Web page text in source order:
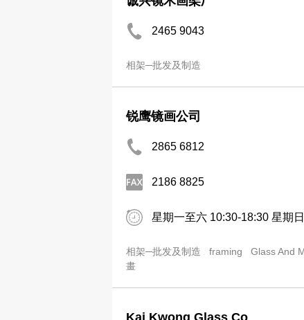
2465 9043
相架─批发及制造
锐鹰镜画公司
2865 6812
2186 8825
星期一至六 10:30-18:30 星期
相架─批发及制造 framing Glass And
畫
Kai Kwong Glass Co